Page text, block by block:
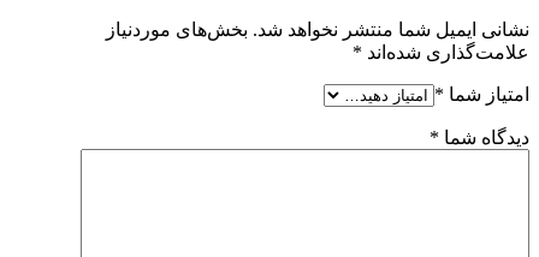
نشانی ایمیل شما منتشر نخواهد شد. بخش‌های موردنیاز
علامت‌گذاری شده‌اند *
امتیاز شما *
دیدگاه شما *